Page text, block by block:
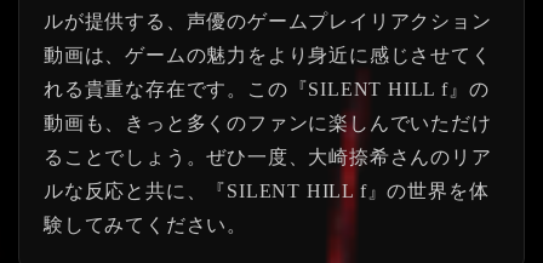
ルが提供する、声優のゲームプレイリアクション
動画は、ゲームの魅力をより身近に感じさせてく
れる貴重な存在です。この『SILENT HILL f』の
動画も、きっと多くのファンに楽しんでいただけ
ることでしょう。ぜひ一度、大崎捺希さんのリア
ルな反応と共に、『SILENT HILL f』の世界を体
験してみてください。